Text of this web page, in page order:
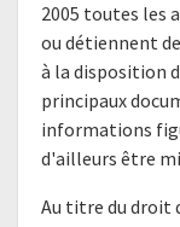
2005 toutes les
ou détiennent
à la disposition
principaux
informations
d'ailleurs être
Au titre du droit